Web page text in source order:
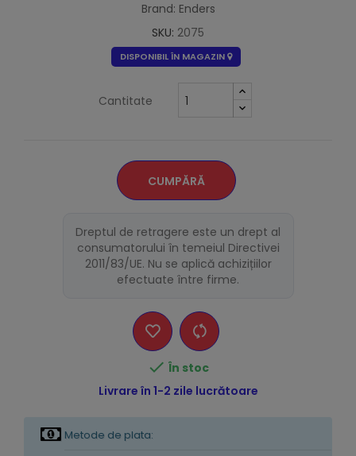
Brand: Enders
SKU: 2075
DISPONIBIL ÎN MAGAZIN
Cantitate
CUMPĂRĂ
Dreptul de retragere este un drept al
consumatorului în temeiul Directivei
2011/83/UE. Nu se aplică achizițiilor
efectuate între firme.
 În stoc
Livrare în 1-2 zile lucrătoare
Metode de plata: